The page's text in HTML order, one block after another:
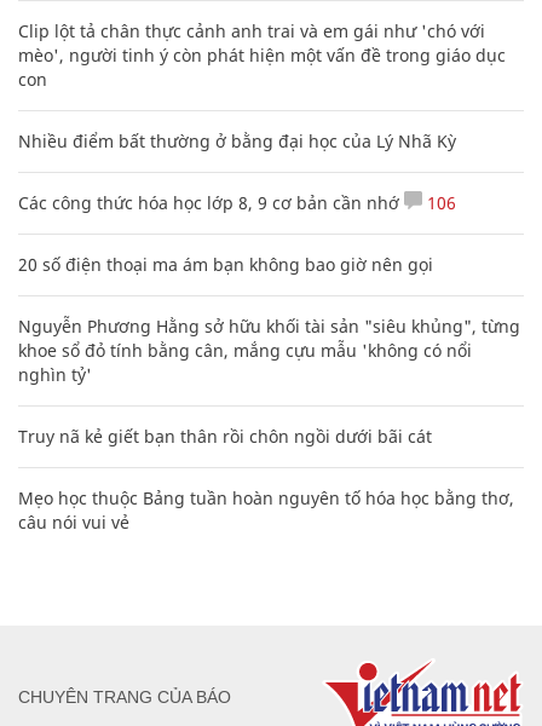
Clip lột tả chân thực cảnh anh trai và em gái như 'chó với
mèo', người tinh ý còn phát hiện một vấn đề trong giáo dục
con
Nhiều điểm bất thường ở bằng đại học của Lý Nhã Kỳ
Các công thức hóa học lớp 8, 9 cơ bản cần nhớ 106
20 số điện thoại ma ám bạn không bao giờ nên gọi
Nguyễn Phương Hằng sở hữu khối tài sản "siêu khủng", từng
khoe sổ đỏ tính bằng cân, mắng cựu mẫu 'không có nổi
nghìn tỷ'
Truy nã kẻ giết bạn thân rồi chôn ngồi dưới bãi cát
Mẹo học thuộc Bảng tuần hoàn nguyên tố hóa học bằng thơ,
câu nói vui vẻ
CHUYÊN TRANG CỦA BÁO